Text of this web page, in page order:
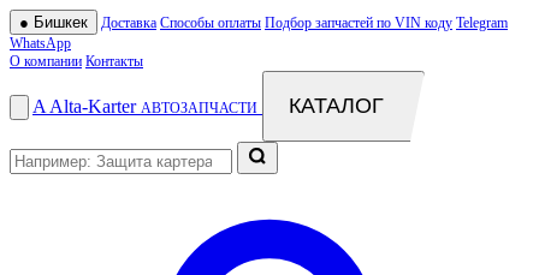
● Бишкек Доставка Способы оплаты Подбор запчастей по VIN коду Telegram
WhatsApp
О компании Контакты
A Alta-Karter АВТОЗАПЧАСТИ КАТАЛОГ